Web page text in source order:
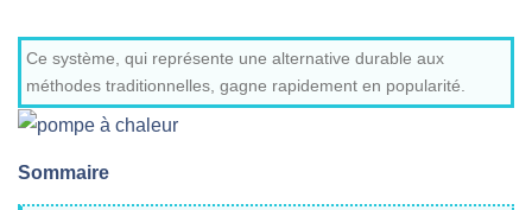
Ce système, qui représente une alternative durable aux
méthodes traditionnelles, gagne rapidement en popularité.
Sommaire